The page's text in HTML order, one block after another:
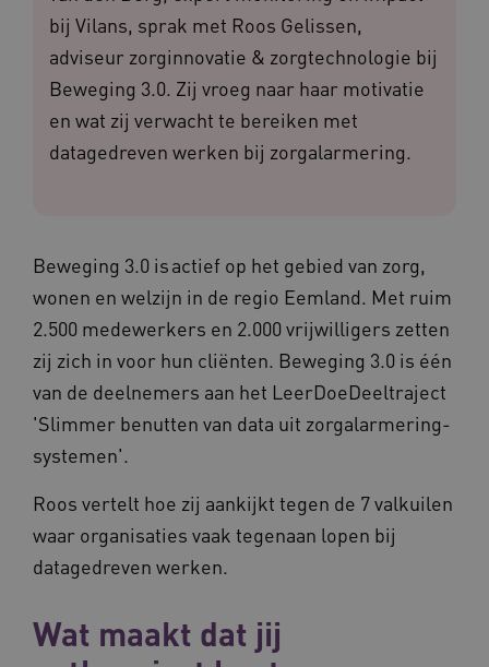
bij Vilans, sprak met Roos Gelissen,
adviseur zorginnovatie & zorgtechnologie bij
Beweging 3.0. Zij vroeg naar haar motivatie
en wat zij verwacht te bereiken met
datagedreven werken bij zorgalarmering.
Beweging 3.0 is actief op het gebied van zorg,
wonen en welzijn in de regio Eemland. Met ruim
2.500 medewerkers en 2.000 vrijwilligers zetten
zij zich in voor hun cliënten. Beweging 3.0 is één
van de deelnemers aan het LeerDoeDeeltraject
'Slimmer benutten van data uit zorgalarmering-
systemen'.
Roos vertelt hoe zij aankijkt tegen de 7 valkuilen
waar organisaties vaak tegenaan lopen bij
datagedreven werken.
Wat maakt dat jij